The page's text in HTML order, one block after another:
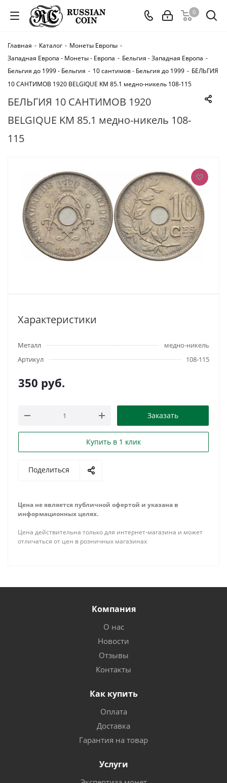
0
Главная - Каталог - Монеты Европы -
Западная Европа - Монеты - Европа - Бельгия - Западная Европа -
Бельгия до 1999 - Бельгия - 10 сантимов - Бельгия до 1999 - БЕЛЬГИЯ
10 САНТИМОВ 1920 BELGIQUE KM 85.1 медно-никель 108-115
БЕЛЬГИЯ 10 САНТИМОВ 1920
BELGIQUE KM 85.1 медно-никель 108-
115
Характеристики
Металл
медно-никель
Артикул
108-115
350 руб.
Заказать
Купить в 1 клик
Поделиться
Цена не является публичной офертой и указана в
информационных целях.
Цена действительна только для интернет-магазина и может
отличаться от цен в розничных магазинах
Компания
О нас
Новости
Отзывы
Контакты
Как купить
Оплата
Доставка
Гарантия на товар
Услуги